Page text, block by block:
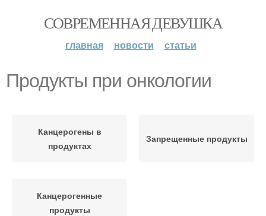
СОВРЕМЕННАЯ ДЕВУШКА
главная новости статьи
Продукты при онкологии
Канцерогены в
продуктах
Запрещенные продукты
Канцерогенные
продукты